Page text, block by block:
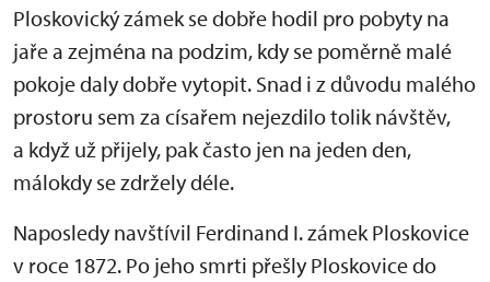
Ploskovický zámek se dobře hodil pro pobyty na
jaře a zejména na podzim, kdy se poměrně malé
pokoje daly dobře vytopit. Snad i z důvodu malého
prostoru sem za císařem nejezdilo tolik návštěv,
a když už přijely, pak často jen na jeden den,
málokdy se zdržely déle.
Naposledy navštívil Ferdinand I. zámek Ploskovice
v roce 1872. Po jeho smrti přešly Ploskovice do